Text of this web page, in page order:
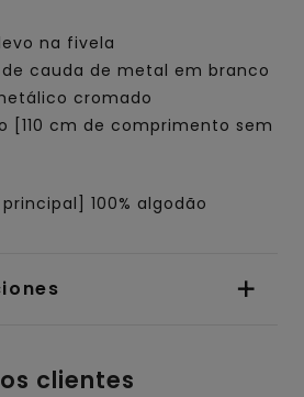
na fivela
cauda de metal em branco
cromado
[110 cm de comprimento sem
100% algodão
clientes